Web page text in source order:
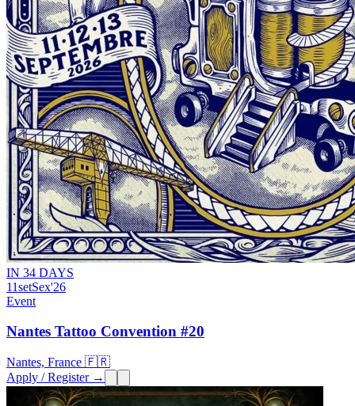
IN 34 DAYS
11setSex'26
Event
Nantes Tattoo Convention #20
Nantes, France 🇫🇷
Apply / Register →